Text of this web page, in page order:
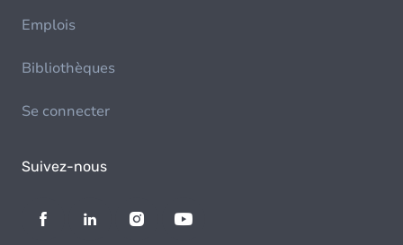
Emplois
Bibliothèques
Se connecter
Suivez-nous